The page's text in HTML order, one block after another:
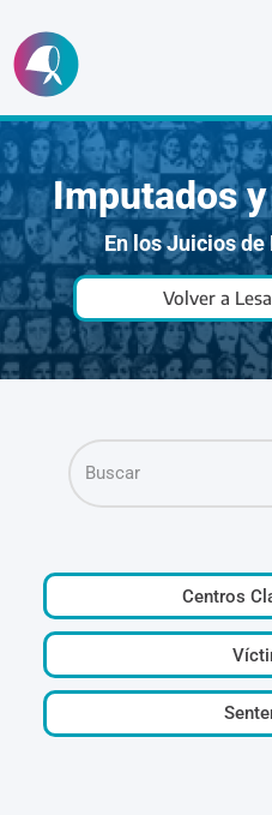
Ir
al
contenido
Imputados
En los Juicios
Volver a
Centros